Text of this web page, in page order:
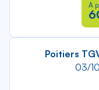
À
Poitiers
03/